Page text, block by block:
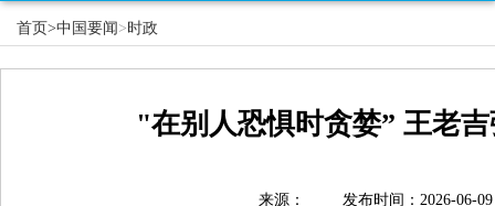
首页>中国要闻 > 时政
"在别人恐惧时贪婪” 王老
来源： 发布时间：2026-06-09